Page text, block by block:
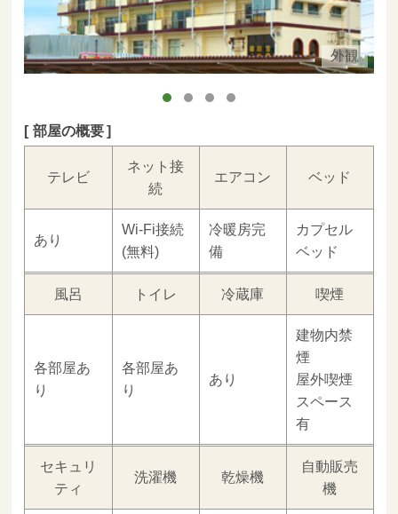
外観
部屋の概要
テレビ
ネット接
続
エアコン ベッド
あり
Wi-Fi接続
(無料)
冷暖房完
備
カプセル
ベッド
風呂 トイレ 冷蔵庫 喫煙
各部屋あ
り
各部屋あ
り
あり
建物内禁
煙
屋外喫煙
スペース
有
セキュリ
ティ
洗濯機 乾燥機
自動販売
機